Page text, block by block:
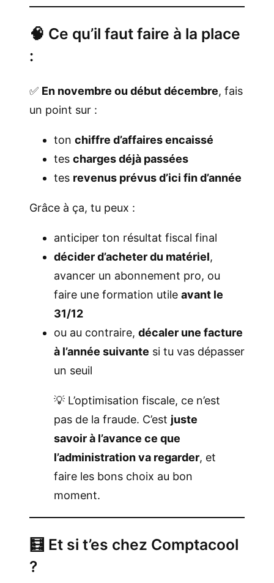
🧠 Ce qu’il faut faire à la place
:
✅ En novembre ou début décembre, fais
un point sur :
ton chiffre d’affaires encaissé
tes charges déjà passées
tes revenus prévus d’ici fin d’année
Grâce à ça, tu peux :
anticiper ton résultat fiscal final
décider d’acheter du matériel,
avancer un abonnement pro, ou
faire une formation utile avant le
31/12
ou au contraire, décaler une facture
à l’année suivante si tu vas dépasser
un seuil
💡 L’optimisation fiscale, ce n’est
pas de la fraude. C’est juste
savoir à l’avance ce que
l’administration va regarder, et
faire les bons choix au bon
moment.
🧮 Et si t’es chez Comptacool
?